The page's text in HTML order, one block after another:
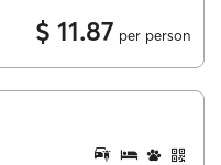
$ 11.87 per person